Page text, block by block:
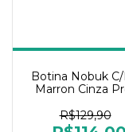
Botina Nobuk
Marron Cinza
R$129,90